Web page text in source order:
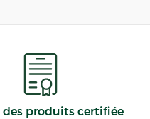
des produits certifiée